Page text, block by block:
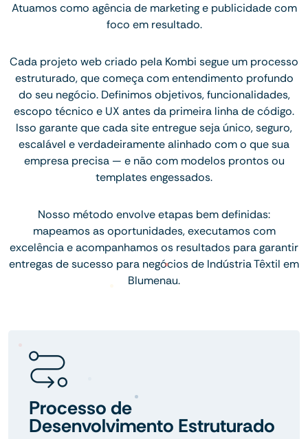
Atuamos como agência de marketing e publicidade com
foco em resultado.
Cada projeto web criado pela Kombi segue um processo
estruturado, que começa com entendimento profundo
do seu negócio. Definimos objetivos, funcionalidades,
escopo técnico e UX antes da primeira linha de código.
Isso garante que cada site entregue seja único, seguro,
escalável e verdadeiramente alinhado com o que sua
empresa precisa — e não com modelos prontos ou
templates engessados.
Nosso método envolve etapas bem definidas:
mapeamos as oportunidades, executamos com
excelência e acompanhamos os resultados para garantir
entregas de sucesso para negócios de Indústria Têxtil em
Blumenau.
Processo de
Desenvolvimento Estruturado